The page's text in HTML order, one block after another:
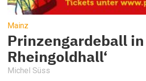
Mainz
Prinzengardeball in
Rheingoldhall‘
Michel Süss